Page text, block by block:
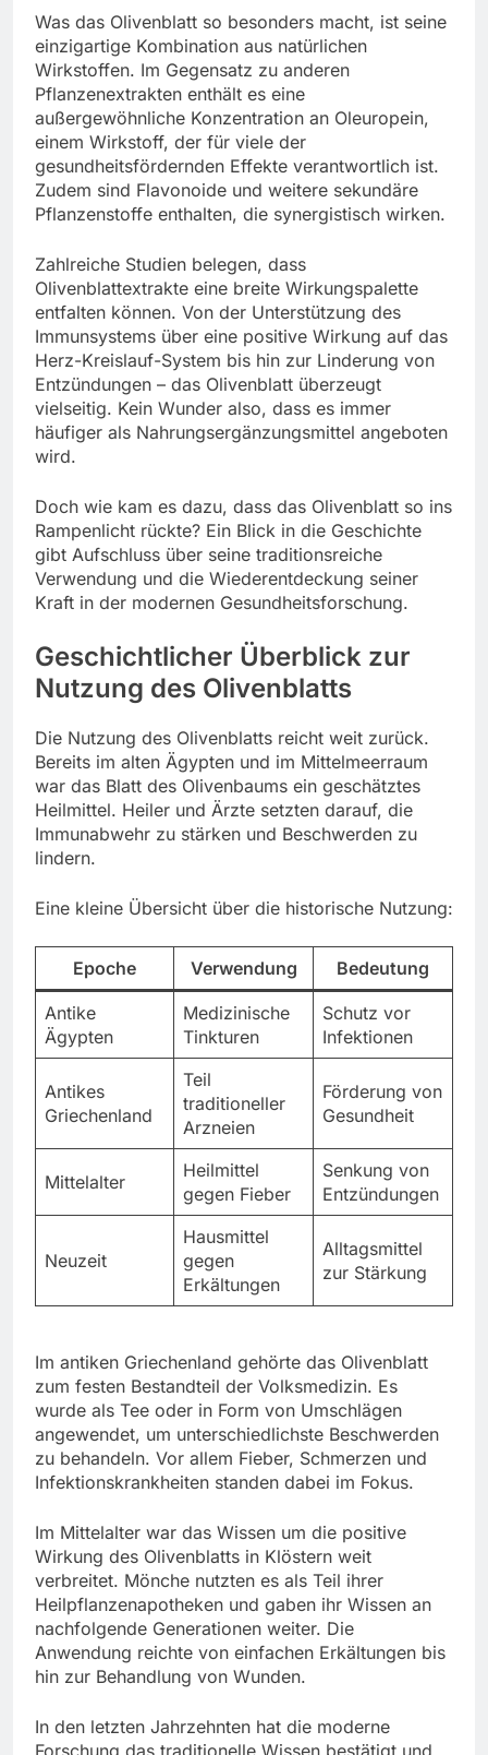
Was das Olivenblatt so besonders macht, ist seine
einzigartige Kombination aus natürlichen
Wirkstoffen. Im Gegensatz zu anderen
Pflanzenextrakten enthält es eine
außergewöhnliche Konzentration an Oleuropein,
einem Wirkstoff, der für viele der
gesundheitsfördernden Effekte verantwortlich ist.
Zudem sind Flavonoide und weitere sekundäre
Pflanzenstoffe enthalten, die synergistisch wirken.
Zahlreiche Studien belegen, dass
Olivenblattextrakte eine breite Wirkungspalette
entfalten können. Von der Unterstützung des
Immunsystems über eine positive Wirkung auf das
Herz-Kreislauf-System bis hin zur Linderung von
Entzündungen – das Olivenblatt überzeugt
vielseitig. Kein Wunder also, dass es immer
häufiger als Nahrungsergänzungsmittel angeboten
wird.
Doch wie kam es dazu, dass das Olivenblatt so ins
Rampenlicht rückte? Ein Blick in die Geschichte
gibt Aufschluss über seine traditionsreiche
Verwendung und die Wiederentdeckung seiner
Kraft in der modernen Gesundheitsforschung.
Geschichtlicher Überblick zur
Nutzung des Olivenblatts
Die Nutzung des Olivenblatts reicht weit zurück.
Bereits im alten Ägypten und im Mittelmeerraum
war das Blatt des Olivenbaums ein geschätztes
Heilmittel. Heiler und Ärzte setzten darauf, die
Immunabwehr zu stärken und Beschwerden zu
lindern.
Eine kleine Übersicht über die historische Nutzung:
Epoche Verwendung Bedeutung
Antike
Ägypten
Medizinische
Tinkturen
Schutz vor
Infektionen
Antikes
Griechenland
Teil
traditioneller
Arzneien
Förderung von
Gesundheit
Mittelalter
Heilmittel
gegen Fieber
Senkung von
Entzündungen
Neuzeit
Hausmittel
gegen
Erkältungen
Alltagsmittel
zur Stärkung
Im antiken Griechenland gehörte das Olivenblatt
zum festen Bestandteil der Volksmedizin. Es
wurde als Tee oder in Form von Umschlägen
angewendet, um unterschiedlichste Beschwerden
zu behandeln. Vor allem Fieber, Schmerzen und
Infektionskrankheiten standen dabei im Fokus.
Im Mittelalter war das Wissen um die positive
Wirkung des Olivenblatts in Klöstern weit
verbreitet. Mönche nutzten es als Teil ihrer
Heilpflanzenapotheken und gaben ihr Wissen an
nachfolgende Generationen weiter. Die
Anwendung reichte von einfachen Erkältungen bis
hin zur Behandlung von Wunden.
In den letzten Jahrzehnten hat die moderne
Forschung das traditionelle Wissen bestätigt und